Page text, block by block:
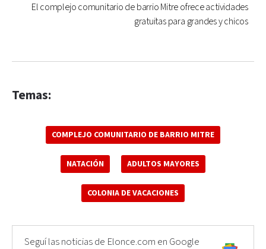
El complejo comunitario de barrio Mitre ofrece actividades
gratuitas para grandes y chicos
Temas:
COMPLEJO COMUNITARIO DE BARRIO MITRE
NATACIÓN ADULTOS MAYORES
COLONIA DE VACACIONES
Seguí las noticias de Elonce.com en Google